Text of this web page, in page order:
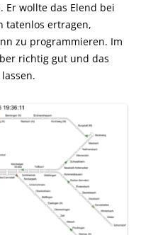
Er wollte das Elend bei
tatenlos ertragen,
zu programmieren. Im
richtig gut und das